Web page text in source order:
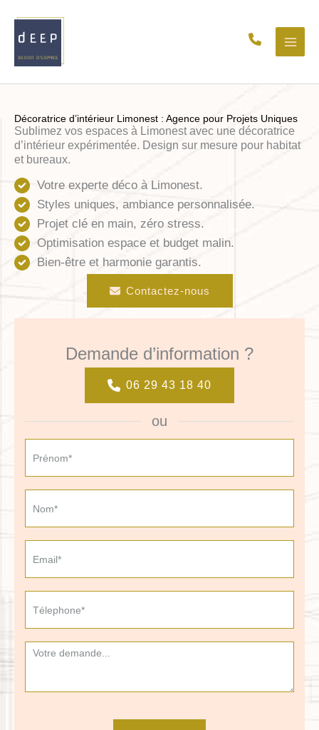
contenu
Décoratrice d’intérieur Limonest : Agence pour Projets Uniques
Sublimez vos espaces à Limonest avec une décoratrice
d’intérieur expérimentée. Design sur mesure pour habitat
et bureaux.
Votre experte déco à Limonest.
Styles uniques, ambiance personnalisée.
Projet clé en main, zéro stress.
Optimisation espace et budget malin.
Bien-être et harmonie garantis.
Contactez-nous
Demande d’information ?
06 29 43 18 40
ou
simple